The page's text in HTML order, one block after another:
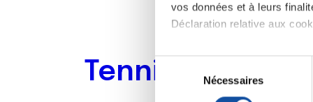
vos données et à leurs
Déclaration relative aux
Si vous le permettez, nous
Collecter des
S
é
Nécessaires
Tennis Santé